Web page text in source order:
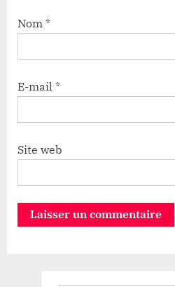
Nom *
E-mail *
Site web